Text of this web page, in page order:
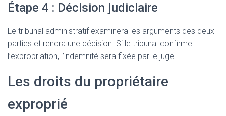
Étape 4 : Décision judiciaire
Le tribunal administratif examinera les arguments des deux
parties et rendra une décision. Si le tribunal confirme
l’expropriation, l’indemnité sera fixée par le juge.
Les droits du propriétaire
exproprié